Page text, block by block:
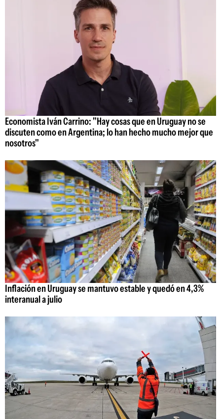
Economista Iván Carrino: "Hay cosas que en Uruguay no se
discuten como en Argentina; lo han hecho mucho mejor que
nosotros"
Inflación en Uruguay se mantuvo estable y quedó en 4,3%
interanual a julio